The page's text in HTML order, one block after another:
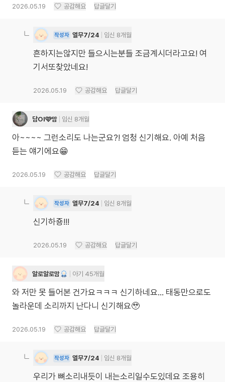
2026.05.19 공감해요 답글달기
작성자 열무7/24 임신 8개월
흔하지는않지만 들으시는분들 조금계시더라고요! 여
기서또찾았네요!
2026.05.19 공감해요 답글달기
담Ol🩷맘 임신 8개월
아~~~~ 그런소리도 나는군요?! 엄청 신기해요. 아예 처음
듣는 얘기에요😁
2026.05.19 공감해요 답글달기
작성자 열무7/24 임신 8개월
신기하죵!!!
2026.05.19 공감해요 답글달기
알로알로맘 아기 45개월
와 저만 못 들어본 건가요ㅋㅋㅋ 신기하네요… 태동만으로도
놀라운데 소리까지 난다니 신기해요🥹
2026.05.19 공감해요 답글달기
작성자 열무7/24 임신 8개월
우리가 뼈소리내듯이 내는소리일수도있데요 조용히